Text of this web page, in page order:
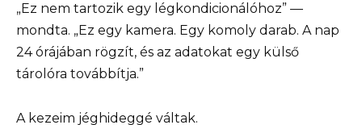
„Ez nem tartozik egy légkondicionálóhoz” —
mondta. „Ez egy kamera. Egy komoly darab. A nap
24 órájában rögzít, és az adatokat egy külső
tárolóra továbbítja.”
A kezeim jéghideggé váltak.